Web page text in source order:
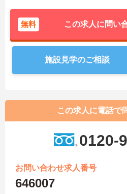
無料 この求人に問い
施設見学のご相談
この求人に電話で
0120-
お問い合わせ求人番号
646007